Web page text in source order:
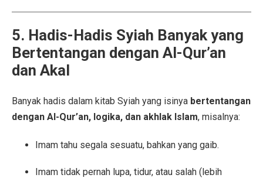
5. Hadis-Hadis Syiah Banyak yang
Bertentangan dengan Al-Qur’an
dan Akal
Banyak hadis dalam kitab Syiah yang isinya bertentangan
dengan Al-Qur’an, logika, dan akhlak Islam, misalnya:
Imam tahu segala sesuatu, bahkan yang gaib.
Imam tidak pernah lupa, tidur, atau salah (lebih